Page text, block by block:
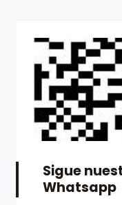
Sigue
Whatsapp